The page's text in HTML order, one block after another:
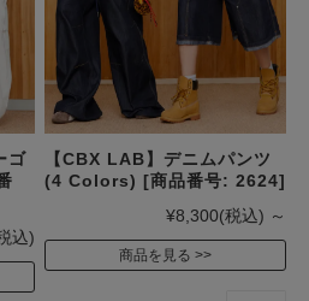
ゴ
込)
【CBX LAB】デニムパンツ
(4 Colors) [商品番号: 2624]
¥8,300(税込) ～
商品を見る